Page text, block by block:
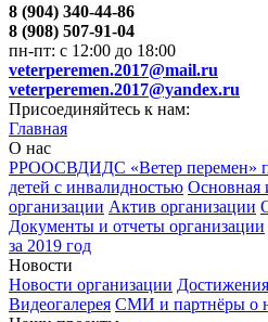
8 (904) 340-44-86
8 (908) 507-91-04
пн-пт: с 12:00 до 18:00
veterperemen.2017@mail.ru
veterperemen.2017@yandex.ru
Присоединяйтесь к нам:
Главная
О нас
РРООСВДИДС «Ветер перемен»
детей с инвалидностью Основная
организации Актив организации
Документы и отчеты организации
за 2019 год
Новости
Новости организации
Видеогалерея СМИ и партнёры о